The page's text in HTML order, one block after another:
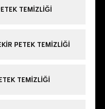
TEMIZLIĞI
PETEK TEMIZLIĞI
TEMIZLIĞI